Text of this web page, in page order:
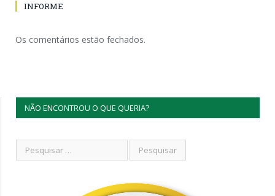
INFORME
Os comentários estão fechados.
NÃO ENCONTROU O QUE QUERIA?